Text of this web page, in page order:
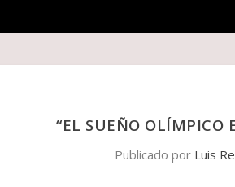
“EL SUEÑO OLÍMPICO
Publicado por Luis